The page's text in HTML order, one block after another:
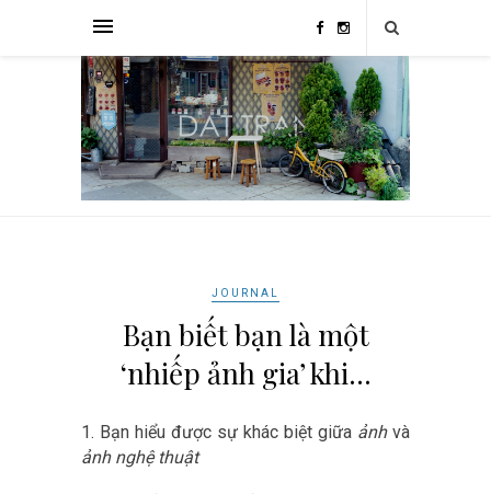
JOURNAL
Bạn biết bạn là một
‘nhiếp ảnh gia’ khi…
1. Bạn hiểu được sự khác biệt giữa ảnhvà
ảnh nghệ thuật